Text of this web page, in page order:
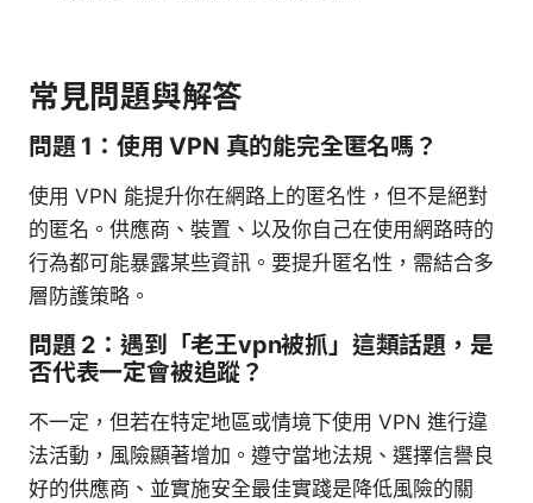
常見問題與解答
問題 1：使用 VPN 真的能完全匿名嗎？
使用 VPN 能提升你在網路上的匿名性，但不是絕對
的匿名。供應商、裝置、以及你自己在使用網路時的
行為都可能暴露某些資訊。要提升匿名性，需結合多
層防護策略。
問題 2：遇到「老王vpn被抓」這類話題，是
否代表一定會被追蹤？
不一定，但若在特定地區或情境下使用 VPN 進行違
法活動，風險顯著增加。遵守當地法規、選擇信譽良
好的供應商、並實施安全最佳實踐是降低風險的關